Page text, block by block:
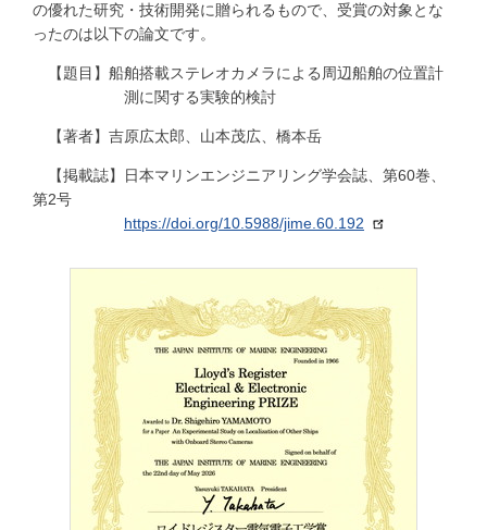
の優れた研究・技術開発に贈られるもので、受賞の対象とな
ったのは以下の論文です。
【題目】船舶搭載ステレオカメラによる周辺船舶の位置計
測に関する実験的検討
【著者】吉原広太郎、山本茂広、橋本岳
【掲載誌】日本マリンエンジニアリング学会誌、第60巻、
第2号
https://doi.org/10.5988/jime.60.192